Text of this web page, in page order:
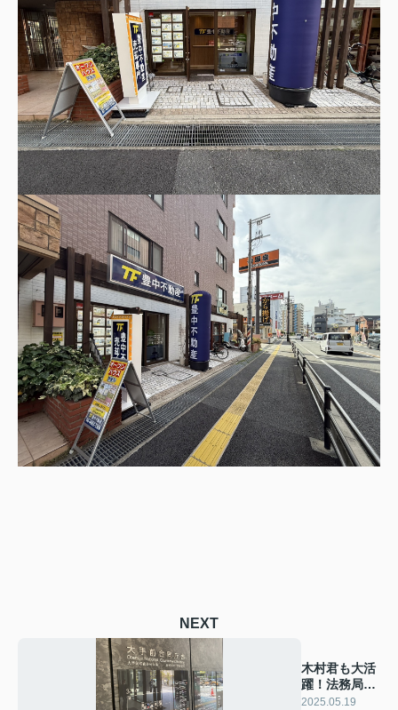
NEXT
木村君も大活
躍！法務局～
売物件の草刈
2025.05.19